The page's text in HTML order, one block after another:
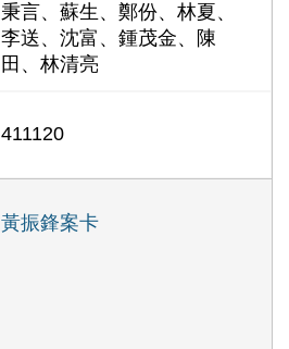
秉言、蘇生、鄭份、林夏、
李送、沈富、鍾茂金、陳
田、林清亮
411120
黃振鋒案卡